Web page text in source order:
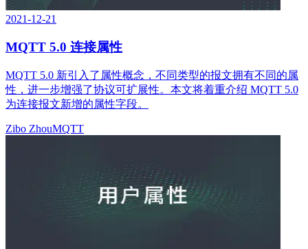
2021-12-21
MQTT 5.0 连接属性
MQTT 5.0 新引入了属性概念，不同类型的报文拥有不同的属
性，进一步增强了协议可扩展性。本文将着重介绍 MQTT 5.0
为连接报文新增的属性字段。
Zibo ZhouMQTT